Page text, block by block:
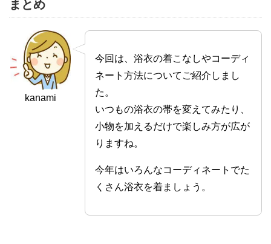
まとめ
kanami
今回は、浴衣の着こなしやコーディ
ネート方法についてご紹介しまし
た。
いつもの浴衣の帯を変えてみたり、
小物を加えるだけで楽しみ方が広が
りますね。
今年はいろんなコーディネートでた
くさん浴衣を着ましょう。